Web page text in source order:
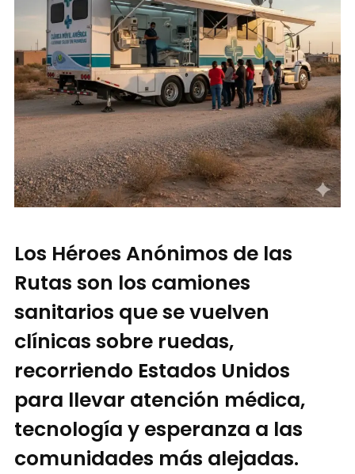
Los Héroes Anónimos de las
Rutas son los camiones
sanitarios que se vuelven
clínicas sobre ruedas,
recorriendo Estados Unidos
para llevar atención médica,
tecnología y esperanza a las
comunidades más alejadas.